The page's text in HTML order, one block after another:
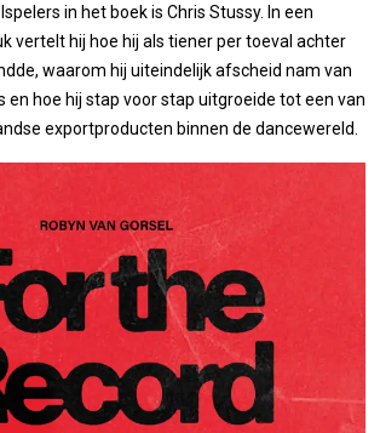
in het boek is Chris Stussy. In een
vertelt hij hoe hij als tiener per toeval achter
waarom hij uiteindelijk afscheid nam van
en hoe hij stap voor stap uitgroeide tot een van
exportproducten binnen de dancewereld.